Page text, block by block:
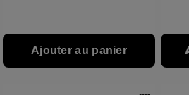
Ajouter au panier